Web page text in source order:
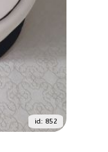
id: 852